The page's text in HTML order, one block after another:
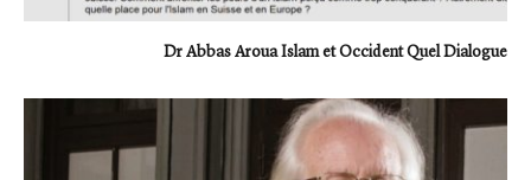
Dr Abbas Aroua Islam et Occident Quel Dialogue